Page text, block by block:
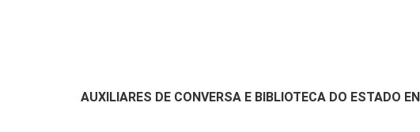
AUXILIARES DE CONVERSA E BIBLIOTECA DO ESTADO